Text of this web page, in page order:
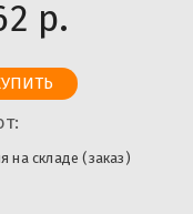
р.
на складе (заказ)